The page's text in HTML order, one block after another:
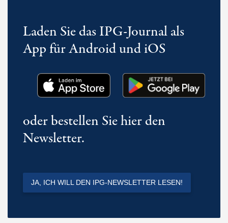
Laden Sie das IPG-Journal als
App für Android und iOS
oder bestellen Sie hier den
Newsletter.
JA, ICH WILL DEN IPG-NEWSLETTER LESEN!